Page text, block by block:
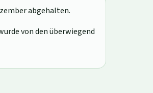
abgehalten.
von den überwiegend